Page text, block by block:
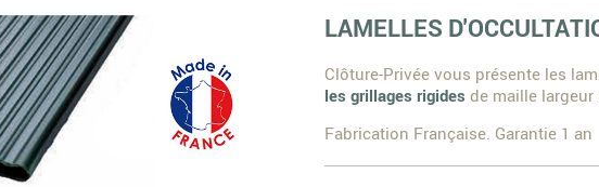
LAMELLES
Clôture-Privée vous présente les
les grillages rigides de maille largeur
Fabrication Française. Garantie 1 an